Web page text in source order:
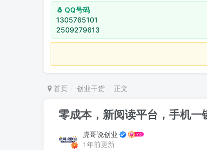
🐧 QQ号码
1305765101
2509279613
如
首页 创业干货 正文
零成本，新阅读平台，手机一
虎哥说创业
1年前更新